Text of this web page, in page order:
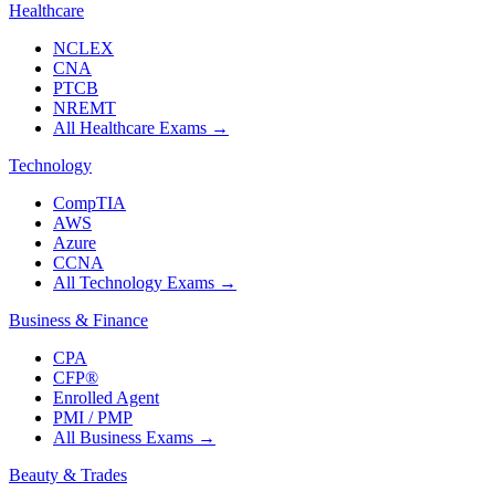
Healthcare
NCLEX
CNA
PTCB
NREMT
All Healthcare Exams →
Technology
CompTIA
AWS
Azure
CCNA
All Technology Exams →
Business & Finance
CPA
CFP®
Enrolled Agent
PMI / PMP
All Business Exams →
Beauty & Trades